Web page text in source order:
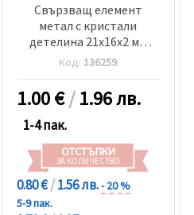
Свързващ елемент
метал с кристали
детелина 21x16x2 мм
дупка 2 мм цвят сребро
-5 броя
Код: 136259
1.00€/1.96 лв.
1-4 пак.
ОТСТЪПКИ
ЗА КОЛИЧЕСТВО
0.80 €/1.56 лв.- 20 %
5-9 пак.